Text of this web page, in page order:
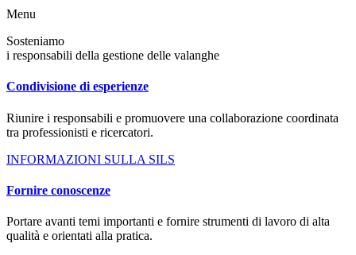
Menu
Sosteniamo
i responsabili della gestione delle valanghe
Condivisione di esperienze
Riunire i responsabili e promuovere una collaborazione coordinata
tra professionisti e ricercatori.
INFORMAZIONI SULLA SILS
Fornire conoscenze
Portare avanti temi importanti e fornire strumenti di lavoro di alta
qualità e orientati alla pratica.